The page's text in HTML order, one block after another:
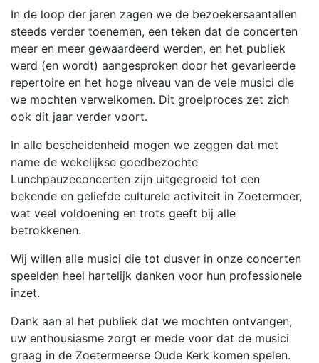
In de loop der jaren zagen we de bezoekersaantallen
steeds verder toenemen, een teken dat de concerten
meer en meer gewaardeerd werden, en het publiek
werd (en wordt) aangesproken door het gevarieerde
repertoire en het hoge niveau van de vele musici die
we mochten verwelkomen. Dit groeiproces zet zich
ook dit jaar verder voort.
In alle bescheidenheid mogen we zeggen dat met
name de wekelijkse goedbezochte
Lunchpauzeconcerten zijn uitgegroeid tot een
bekende en geliefde culturele activiteit in Zoetermeer,
wat veel voldoening en trots geeft bij alle
betrokkenen.
Wij willen alle musici die tot dusver in onze concerten
speelden heel hartelijk danken voor hun professionele
inzet.
Dank aan al het publiek dat we mochten ontvangen,
uw enthousiasme zorgt er mede voor dat de musici
graag in de Zoetermeerse Oude Kerk komen spelen.